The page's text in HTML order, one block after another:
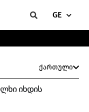
GE
ქართული
იხდის